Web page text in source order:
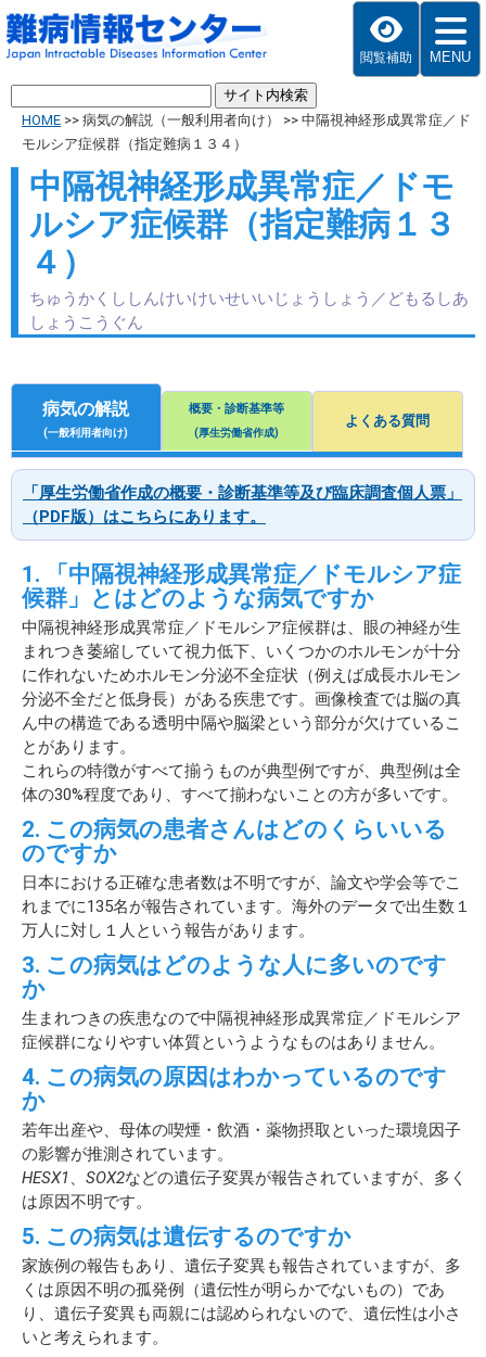
閲覧補助 MENU
HOME >> 病気の解説（一般利用者向け） >> 中隔視神経形成異常症／ド
モルシア症候群（指定難病１３４）
中隔視神経形成異常症／ドモ
ルシア症候群（指定難病１３
４）
ちゅうかくししんけいけいせいいじょうしょう／どもるしあ
しょうこうぐん
病気の解説
(一般利用者向け)
概要・診断基準等
(厚生労働省作成)
よくある質問
「厚生労働省作成の概要・診断基準等及び臨床調査個人票」
（PDF版）はこちらにあります。
1. 「中隔視神経形成異常症／ドモルシア症
候群」とはどのような病気ですか
中隔視神経形成異常症／ドモルシア症候群は、眼の神経が生
まれつき萎縮していて視力低下、いくつかのホルモンが十分
に作れないためホルモン分泌不全症状（例えば成長ホルモン
分泌不全だと低身長）がある疾患です。画像検査では脳の真
ん中の構造である透明中隔や脳梁という部分が欠けているこ
とがあります。
これらの特徴がすべて揃うものが典型例ですが、典型例は全
体の30%程度であり、すべて揃わないことの方が多いです。
2. この病気の患者さんはどのくらいいる
のですか
日本における正確な患者数は不明ですが、論文や学会等でこ
れまでに135名が報告されています。海外のデータで出生数１
万人に対し１人という報告があります。
3. この病気はどのような人に多いのです
か
生まれつきの疾患なので中隔視神経形成異常症／ドモルシア
症候群になりやすい体質というようなものはありません。
4. この病気の原因はわかっているのです
か
若年出産や、母体の喫煙・飲酒・薬物摂取といった環境因子
の影響が推測されています。
HESX1、 SOX2などの遺伝子変異が報告されていますが、多く
は原因不明です。
5. この病気は遺伝するのですか
家族例の報告もあり、遺伝子変異も報告されていますが、多
くは原因不明の孤発例（遺伝性が明らかでないもの）であ
り、遺伝子変異も両親には認められないので、遺伝性は小さ
いと考えられます。